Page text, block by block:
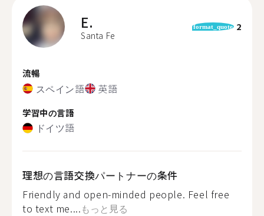
E.
Santa Fe
format_quote 2
流暢
スペイン語 英語
学習中の言語
ドイツ語
理想の言語交換パートナーの条件
Friendly and open-minded people. Feel free
to text me....もっと見る